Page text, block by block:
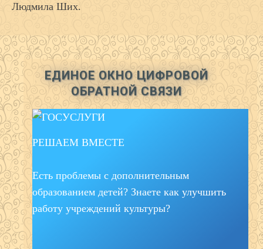
Людмила Ших.
ЕДИНОЕ ОКНО ЦИФРОВОЙ
ОБРАТНОЙ СВЯЗИ
РЕШАЕМ ВМЕСТЕ
Есть проблемы с дополнительным
образованием детей? Знаете как улучшить
работу учреждений культуры?